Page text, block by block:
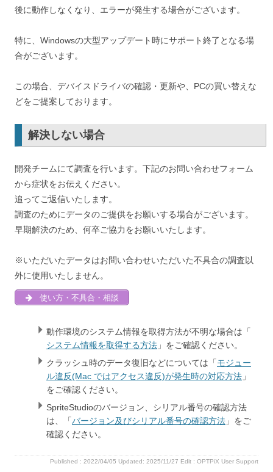
後に動作しなくなり、エラーが発生する場合がございます。
特に、Windowsの大型アップデート時にサポート終了となる場
合がございます。
この場合、デバイスドライバの確認・更新や、PCの買い替えな
どをご提案しております。
解決しない場合
開発チームにて調査を行います。下記のお問い合わせフォーム
から症状をお伝えください。
追ってご返信いたします。
調査のためにデータのご提供をお願いする場合がございます。
早期解決のため、何卒ご協力をお願いいたします。
※いただいたデータはお問い合わせいただいた不具合の調査以
外に使用いたしません。
使い方・不具合・相談
動作環境のシステム情報を取得方法が不明な場合は「
システム情報を取得する方法 」をご確認ください。
クラッシュ時のデータ復旧などについては「​モジュー
ル違反(Mac ではアクセス違反)が発生時の対応方法 」
をご確認ください。
SpriteStudioのバージョン、シリアル番号の確認方法
は、「​バージョン及びシリアル番号の確認方法 」をご
確認ください。
Published : 2022/04/05 Updated: 2025/11/27 Edit : OPTPiX User Support